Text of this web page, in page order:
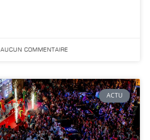
AUCUN COMMENTAIRE
ACTU